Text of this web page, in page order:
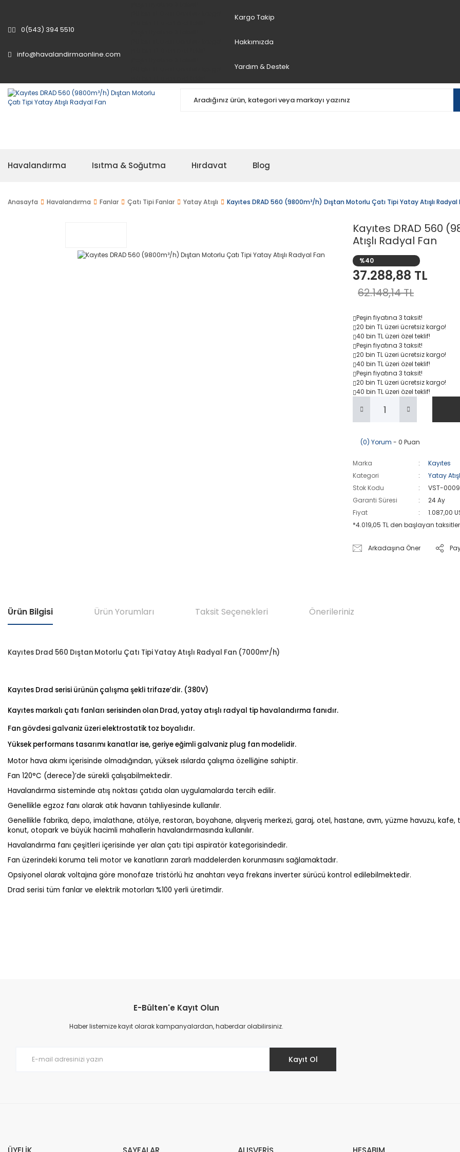
0(543) 394 5510
info@havalandirmaonline.com
Kargo Takip
Hakkımızda
Yardım & Destek
Havalandırma Isıtma & Soğutma Hırdavat Blog
Anasayfa Havalandırma Fanlar Çatı Tipi Fanlar Yatay Atışlı Kayıtes DRAD 560 (9800m³/h) Dıştan Motorlu Çatı Tipi Yatay Atışlı Radyal
Kayıtes DRAD 560
Atışlı Radyal Fan
%40
37.288,88 TL
62.148,14 TL
Peşin fiyatına 3 taksit!
20 bin TLüzeri ücretsiz kargo!
40 bin TLüzeri özel teklif!
Peşin fiyatına 3 taksit!
20 bin TLüzeri ücretsiz kargo!
40 bin TLüzeri özel teklif!
Peşin fiyatına 3 taksit!
20 bin TLüzeri ücretsiz kargo!
40 bin TLüzeri özel teklif!
(0) Yorum - 0 Puan
Marka
Kayıtes
Kategori
Yatay
Stok Kodu
VST-
Garanti Süresi
24 Ay
Fiyat
1.087,00
*4.019,05 TL den başlayan
Arkadaşına Öner
Ürün Bilgisi Ürün Yorumları Taksit Seçenekleri Önerileriniz
Kayıtes Drad 560 Dıştan Motorlu Çatı Tipi Yatay Atışlı Radyal Fan (7000m³/h)
Kayıtes Drad serisi ürünün çalışma şekli trifaze’dir. (380V)
Kayıtes markalı çatı fanları serisinden olan Drad, yatay atışlı radyal tip havalandırma fanıdır.
Fan gövdesi galvaniz üzeri elektrostatik toz boyalıdır.
Yüksek performans tasarımı kanatlar ise, geriye eğimli galvaniz plug fan modelidir.
Motor hava akımı içerisinde olmadığından, yüksek ısılarda çalışma özelliğine sahiptir.
Fan 120°C (derece)’de sürekli çalışabilmektedir.
Havalandırma sisteminde atış noktası çatıda olan uygulamalarda tercih edilir.
Genellikle egzoz fanı olarak atık havanın tahliyesinde kullanılır.
Genellikle fabrika, depo, imalathane, atölye, restoran, boyahane, alışveriş merkezi, garaj, otel, hastane, avm, yüzme havuzu,
konut, otopark ve büyük hacimli mahallerin havalandırmasında kullanılır.
Havalandırma fanı çeşitleri içerisinde yer alan çatı tipi aspiratör kategorisindedir.
Fan üzerindeki koruma teli motor ve kanatların zararlı maddelerden korunmasını sağlamaktadır.
Opsiyonel olarak voltajına göre monofaze tristörlü hız anahtarı veya frekans inverter sürücü kontrol edilebilmektedir.
Drad serisi tüm fanlar ve elektrik motorları %100 yerli üretimdir.
Ürün resmi kalitesiz, bozuk veya görüntülenemiyor.
Ürün açıklamasında eksik bilgiler bulunuyor.
E-Bülten'e Kayıt Olun
Haber listemize kayıt olarak kampanyalardan, haberdar olabilirsiniz.
Kayıt Ol